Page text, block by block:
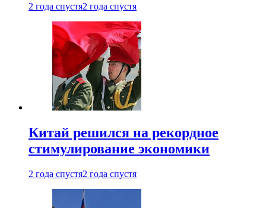
2 года спустя2 года спустя
Китай решился на рекордное
стимулирование экономики
2 года спустя2 года спустя